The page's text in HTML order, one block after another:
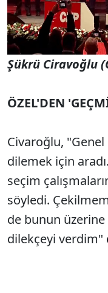
Şükrü Ciravoğlu
ÖZEL'DEN
Civaroğlu,
dilemek için
seçim
söyledi.
de bunun
dilekçeyi verdim"